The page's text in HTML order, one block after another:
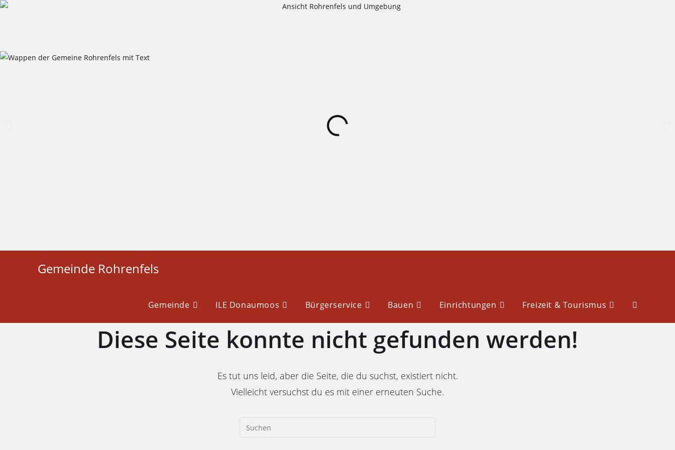
Gemeinde Rohrenfels
Gemeinde ILE Donaumoos Bürgerservice Bauen Einrichtungen Freizeit & Tourismus
Diese Seite konnte nicht gefunden werden!
Es tut uns leid, aber die Seite, die du suchst, existiert nicht.
Vielleicht versuchst du es mit einer erneuten Suche.